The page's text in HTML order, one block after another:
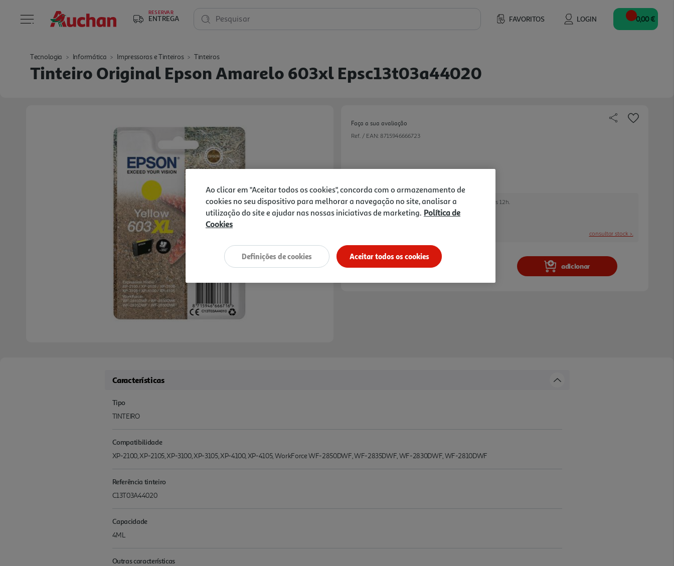
RESERVAR
ENTREGA FAVORITOS LOGIN
Pesquisar 0,00 €
Tecnologia Informática Impressoras e Tinteiros Tinteiros
Tinteiro Original Epson Amarelo 603xl Epsc13t03a44020
Faça a sua avaliação
Ref. / EAN: 8715946666723
Receba em casa a 10/08/2026, se encomendar até às 12h.
1hRecolha em loja Express*
consultar stock >.
adicionar
Características
Tipo
TINTEIRO
Compatibilidade
XP-2100, XP-2105, XP-3100, XP-3105, XP-4100, XP-4105, WorkForce WF-2850DWF, WF-2835DWF, WF-2830DWF, WF-2810DWF
Referência tinteiro
C13T03A44020
Capacidade
4ML
Outras características
Ao clicar em "Aceitar todos os cookies", concorda com o armazenamento de
cookies no seu dispositivo para melhorar a navegação no site, analisar a
utilização do site e ajudar nas nossas iniciativas de marketing. Política de
Cookies
Aceitar todos os cookies
Definições de cookies